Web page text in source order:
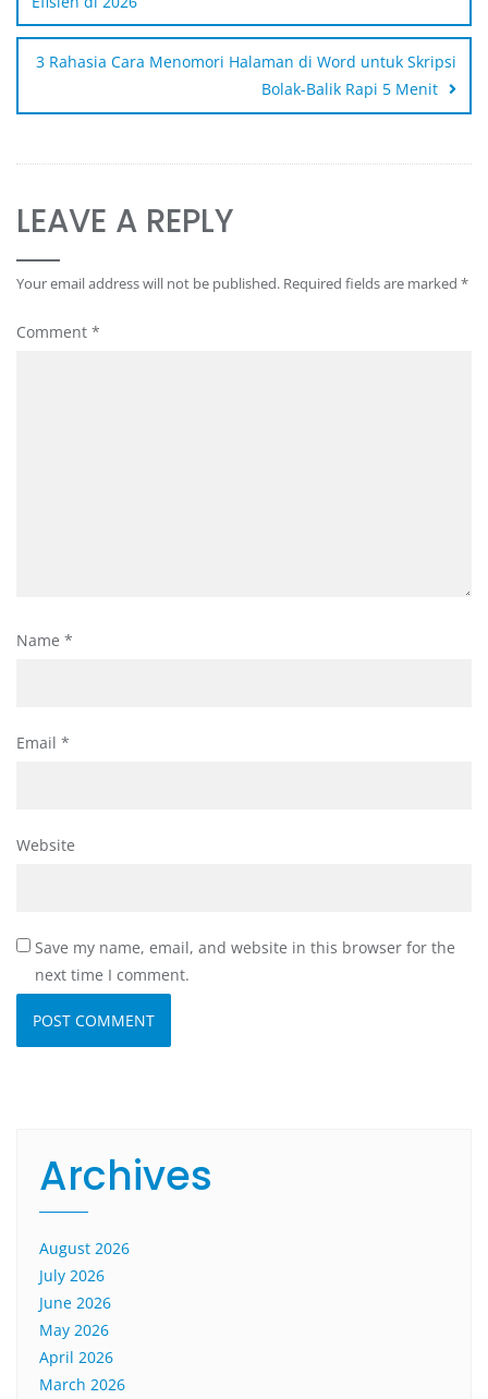
3 Rahasia Cara Menomori Halaman di Word untuk Skripsi
Bolak-Balik Rapi 5 Menit
LEAVE A REPLY
Your email address will not be published. Required fields are marked *
Comment *
Name *
Email *
Website
Save my name, email, and website in this browser for the
next time I comment.
Archives
August 2026
July 2026
June 2026
May 2026
April 2026
March 2026